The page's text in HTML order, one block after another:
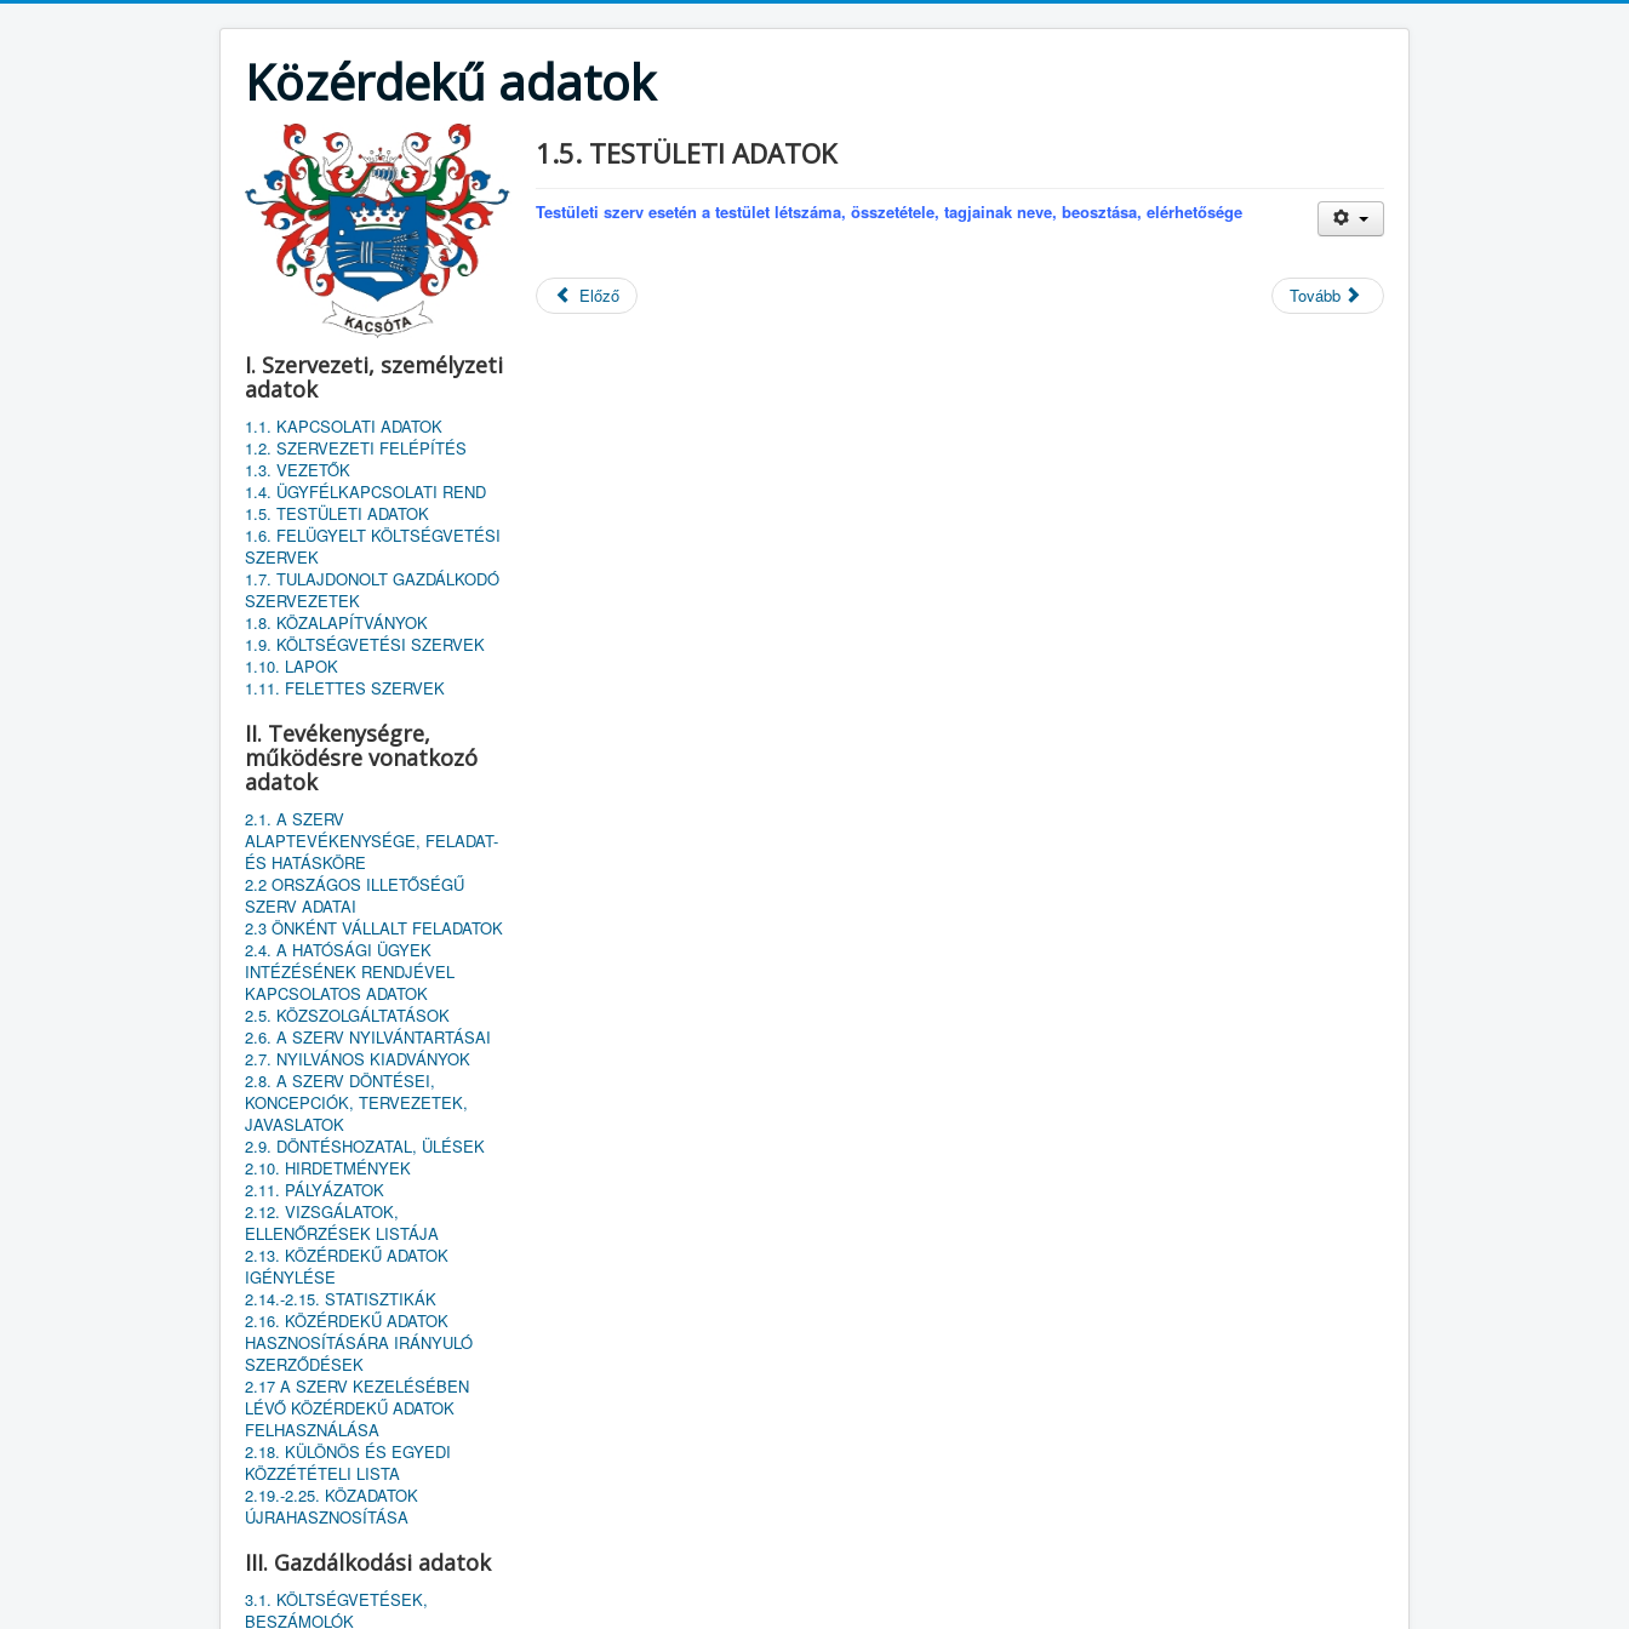
Közérdekű adatok
I. Szervezeti, személyzeti
adatok
1.1. KAPCSOLATI ADATOK
1.2. SZERVEZETI FELÉPÍTÉS
1.3. VEZETŐK
1.4. ÜGYFÉLKAPCSOLATI REND
1.5. TESTÜLETI ADATOK
1.6. FELÜGYELT KÖLTSÉGVETÉSI
SZERVEK
1.7. TULAJDONOLT GAZDÁLKODÓ
SZERVEZETEK
1.8. KÖZALAPÍTVÁNYOK
1.9. KÖLTSÉGVETÉSI SZERVEK
1.10. LAPOK
1.11. FELETTES SZERVEK
II. Tevékenységre,
működésre vonatkozó
adatok
2.1. A SZERV
ALAPTEVÉKENYSÉGE, FELADAT-
ÉS HATÁSKÖRE
2.2 ORSZÁGOS ILLETŐSÉGŰ
SZERV ADATAI
2.3 ÖNKÉNT VÁLLALT FELADATOK
2.4. A HATÓSÁGI ÜGYEK
INTÉZÉSÉNEK RENDJÉVEL
KAPCSOLATOS ADATOK
2.5. KÖZSZOLGÁLTATÁSOK
2.6. A SZERV NYILVÁNTARTÁSAI
2.7. NYILVÁNOS KIADVÁNYOK
2.8. A SZERV DÖNTÉSEI,
KONCEPCIÓK, TERVEZETEK,
JAVASLATOK
2.9. DÖNTÉSHOZATAL, ÜLÉSEK
2.10. HIRDETMÉNYEK
2.11. PÁLYÁZATOK
2.12. VIZSGÁLATOK,
ELLENŐRZÉSEK LISTÁJA
2.13. KÖZÉRDEKŰ ADATOK
IGÉNYLÉSE
2.14.-2.15. STATISZTIKÁK
2.16. KÖZÉRDEKŰ ADATOK
HASZNOSÍTÁSÁRA IRÁNYULÓ
SZERZŐDÉSEK
2.17 A SZERV KEZELÉSÉBEN
LÉVŐ KÖZÉRDEKŰ ADATOK
FELHASZNÁLÁSA
2.18. KÜLÖNÖS ÉS EGYEDI
KÖZZÉTÉTELI LISTA
2.19.-2.25. KÖZADATOK
ÚJRAHASZNOSÍTÁSA
III. Gazdálkodási adatok
3.1. KÖLTSÉGVETÉSEK,
BESZÁMOLÓK
1.5. TESTÜLETI ADATOK
Testületi szerv esetén a testület létszáma, összetétele, tagjainak neve, beosztása, elérhetősége
Előző Tovább